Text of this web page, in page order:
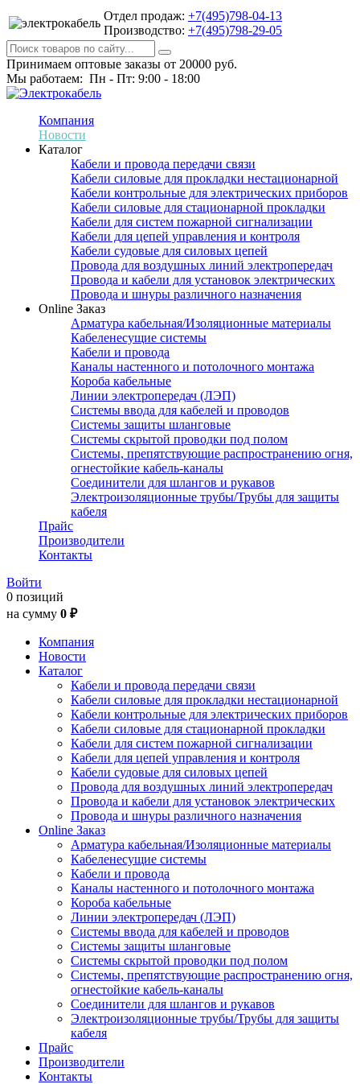
Отдел продаж: +7(495)798-04-13
Производство: +7(495)798-29-05
Принимаем оптовые заказы от 20000 руб.
Мы работаем: Пн - Пт: 9:00 - 18:00
Компания
Новости
Каталог
Кабели и провода передачи связи
Кабели силовые для прокладки нестационарной
Кабели контрольные для электрических приборов
Кабели силовые для стационарной прокладки
Кабели для систем пожарной сигнализации
Кабели для цепей управления и контроля
Кабели судовые для силовых цепей
Провода для воздушных линий электропередач
Провода и кабели для установок электрических
Провода и шнуры различного назначения
Online Заказ
Арматура кабельная/Изоляционные материалы
Кабеленесущие системы
Кабели и провода
Каналы настенного и потолочного монтажа
Короба кабельные
Линии электропередач (ЛЭП)
Системы ввода для кабелей и проводов
Системы защиты шланговые
Системы скрытой проводки под полом
Системы, препятствующие распространению огня,
огнестойкие кабель-каналы
Соединители для шлангов и рукавов
Электроизоляционные трубы/Трубы для защиты
кабеля
Прайс
Производители
Контакты
Войти
0 позиций
на сумму 0 ₽
Компания
Новости
Каталог
Кабели и провода передачи связи
Кабели силовые для прокладки нестационарной
Кабели контрольные для электрических приборов
Кабели силовые для стационарной прокладки
Кабели для систем пожарной сигнализации
Кабели для цепей управления и контроля
Кабели судовые для силовых цепей
Провода для воздушных линий электропередач
Провода и кабели для установок электрических
Провода и шнуры различного назначения
Online Заказ
Арматура кабельная/Изоляционные материалы
Кабеленесущие системы
Кабели и провода
Каналы настенного и потолочного монтажа
Короба кабельные
Линии электропередач (ЛЭП)
Системы ввода для кабелей и проводов
Системы защиты шланговые
Системы скрытой проводки под полом
Системы, препятствующие распространению огня,
огнестойкие кабель-каналы
Соединители для шлангов и рукавов
Электроизоляционные трубы/Трубы для защиты
кабеля
Прайс
Производители
Контакты